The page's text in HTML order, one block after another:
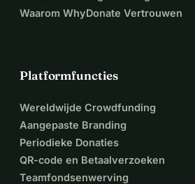
Waarom WhyDonate Vertrouwen
Platformfuncties
Wereldwijde Crowdfunding
Aangepaste Branding
Periodieke Donaties
QR-code en Betaalverzoeken
Teamfondsenwerving